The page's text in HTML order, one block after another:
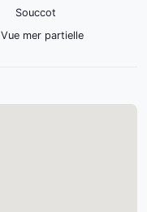
Souccot
Vue mer partielle